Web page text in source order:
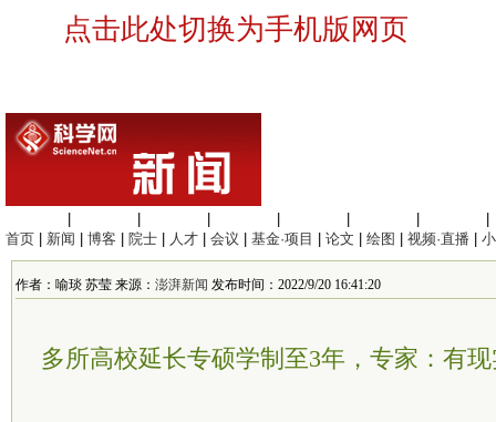
点击此处切换为手机版网页
首页
新闻 博客 院士 人才 会议 基金·项目 论文 绘图 视频·直播
作者：喻琰 苏莹 来源： 澎湃新闻 发布时间：2022/9/20 16:41:20
多所高校延长专硕学制至3年，专家：有